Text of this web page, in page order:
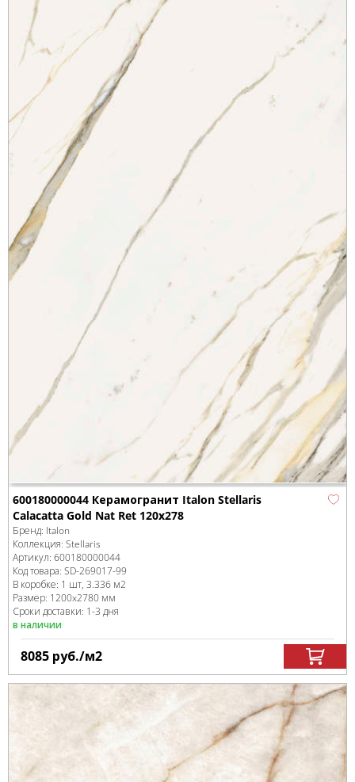
600180000044 Керамогранит Italon Stellaris
Calacatta Gold Nat Ret 120x278
Бренд: Italon
Коллекция: Stellaris
Артикул: 600180000044
Код товара: SD-269017-99
В коробке: 1 шт, 3.336 м2
Размер: 1200x2780 мм
Сроки доставки: 1-3 дня
в наличии
8085 руб./м2